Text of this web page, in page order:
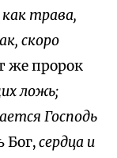
как трава,
скоро
же пророк
ложь;
Господь
Бог,сердца и